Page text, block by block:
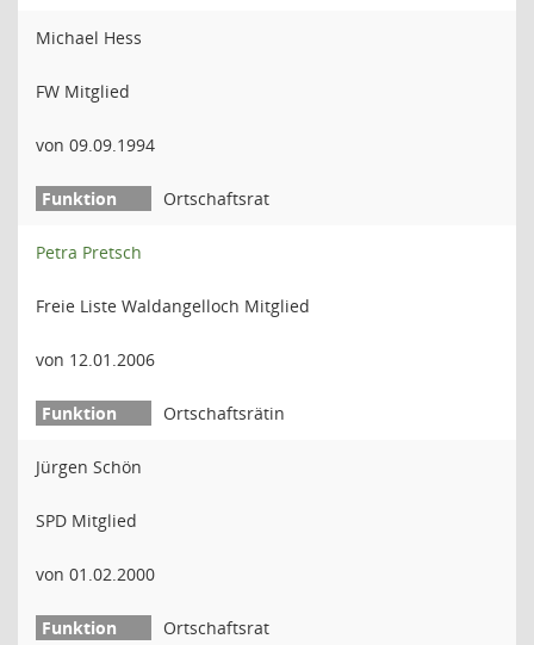
Michael Hess
FW Mitglied
von 09.09.1994
Ortschaftsrat
Petra Pretsch
Freie Liste Waldangelloch Mitglied
von 12.01.2006
Ortschaftsrätin
Jürgen Schön
SPD Mitglied
von 01.02.2000
Ortschaftsrat